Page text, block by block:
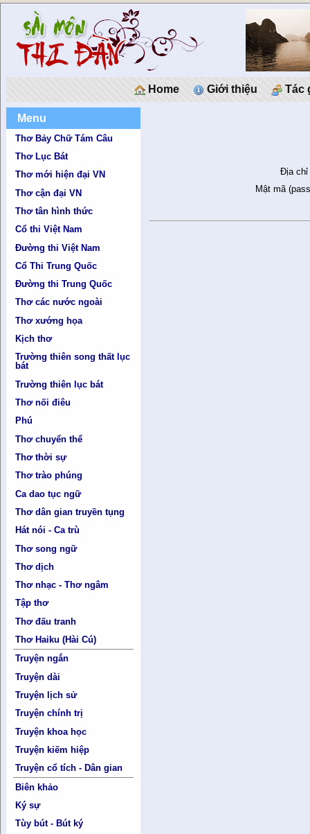
Home Giới thiệu Tác
Menu
Thơ Bảy Chữ Tám Câu
Thơ Lục Bát
Thơ mới hiện đại VN
Thơ cận đại VN
Thơ tân hình thức
Cổ thi Việt Nam
Đường thi Việt Nam
Cổ Thi Trung Quốc
Đường thi Trung Quốc
Thơ các nước ngoài
Thơ xướng họa
Kịch thơ
Trường thiên song thất lục
bát
Trường thiên lục bát
Thơ nối điêu
Phú
Thơ chuyển thể
Thơ thời sự
Thơ trào phúng
Ca dao tục ngữ
Thơ dân gian truyền tụng
Hát nói - Ca trù
Thơ song ngữ
Thơ dịch
Thơ nhạc - Thơ ngâm
Tập thơ
Thơ đấu tranh
Thơ Haiku (Hài Cú)
Truyện ngắn
Truyện dài
Truyện lịch sử
Truyện chính trị
Truyện khoa học
Truyện kiếm hiệp
Truyện cổ tích - Dân gian
Biên khảo
Ký sự
Tùy bút - Bút ký
Địa chỉ
Mật mã